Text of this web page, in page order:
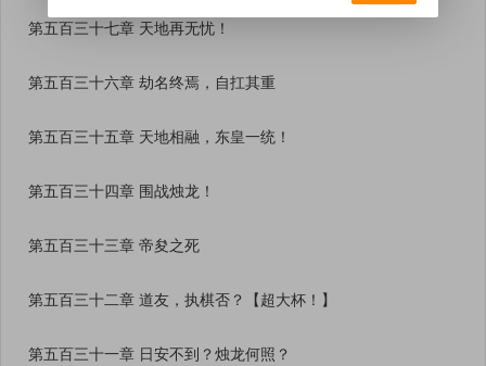
第五百三十七章 天地再无忧！
第五百三十六章 劫名终焉，自扛其重
第五百三十五章 天地相融，东皇一统！
第五百三十四章 围战烛龙！
第五百三十三章 帝夋之死
第五百三十二章 道友，执棋否？【超大杯！】
第五百三十一章 日安不到？烛龙何照？